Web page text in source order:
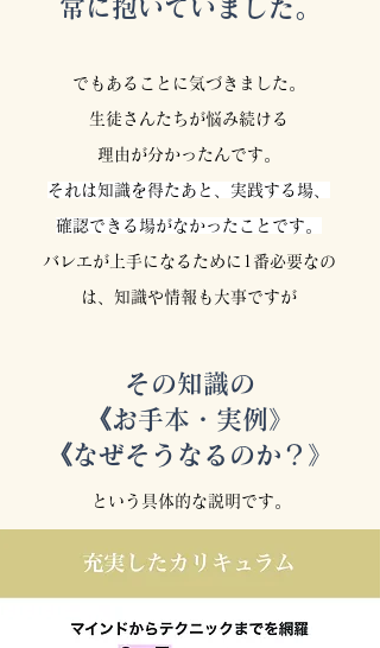
常に抱いていました。
でもあることに気づきました。
生徒さんたちが悩み続ける
理由が分かったんです。
それは知識を得たあと、実践する場、
確認できる場がなかったことです。
バレエが上手になるために1番必要なの
は、知識や情報も大事ですが
その知識の
《お手本・実例》
《なぜそうなるのか？》
という具体的な説明です。